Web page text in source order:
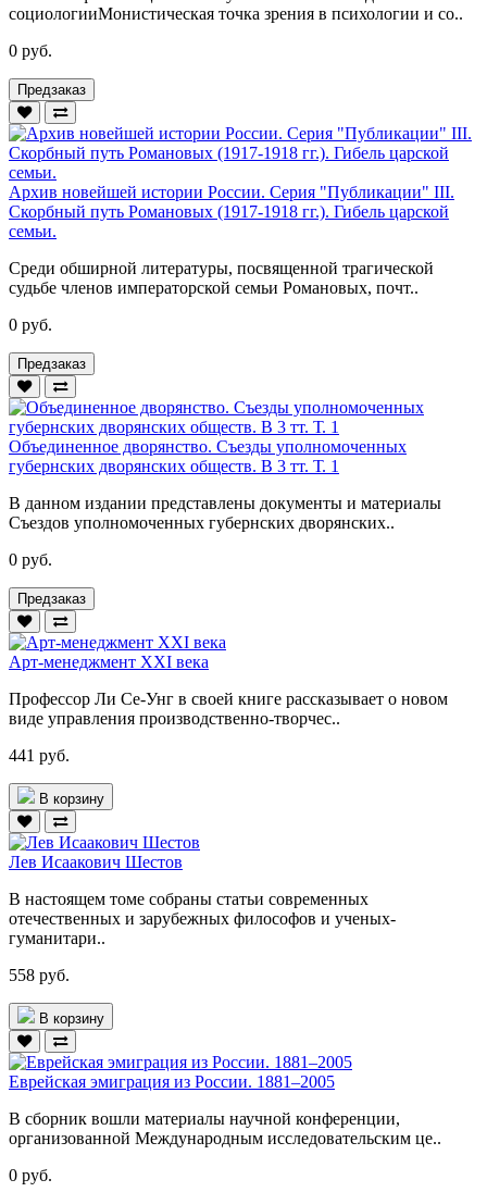
социологииМонистическая точка зрения в психологии и со..
0 руб.
Предзаказ
Архив новейшей истории России. Серия "Публикации" III.
Скорбный путь Романовых (1917-1918 гг.). Гибель царской
семьи.
Среди обширной литературы, посвященной трагической
судьбе членов императорской семьи Романовых, почт..
0 руб.
Предзаказ
Объединенное дворянство. Съезды уполномоченных
губернских дворянских обществ. В 3 тт. Т. 1
В данном издании представлены документы и материалы
Съездов уполномоченных губернских дворянских..
0 руб.
Предзаказ
Арт-менеджмент XXI века
Профессор Ли Се-Унг в своей книге рассказывает о новом
виде управления производственно-творчес..
441 руб.
В корзину
Лев Исаакович Шестов
В настоящем томе собраны статьи современных
отечественных и зарубежных философов и ученых-
гуманитари..
558 руб.
В корзину
Еврейская эмиграция из России. 1881–2005
В сборник вошли материалы научной конференции,
организованной Международным исследовательским це..
0 руб.